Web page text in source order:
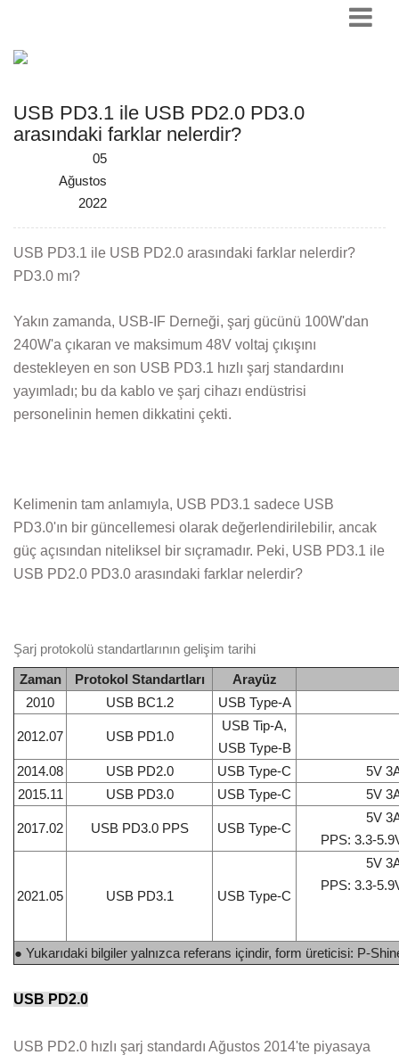
USB PD3.1 ile USB PD2.0 PD3.0
arasındaki farklar nelerdir?
05
Ağustos
2022
USB PD3.1 ile USB PD2.0 arasındaki farklar nelerdir?
PD3.0 mı?
Yakın zamanda, USB-IF Derneği, şarj gücünü 100W'dan
240W'a çıkaran ve maksimum 48V voltaj çıkışını
destekleyen en son USB PD3.1 hızlı şarj standardını
yayımladı; bu da kablo ve şarj cihazı endüstrisi
personelinin hemen dikkatini çekti.
Kelimenin tam anlamıyla, USB PD3.1 sadece USB
PD3.0'ın bir güncellemesi olarak değerlendirilebilir, ancak
güç açısından niteliksel bir sıçramadır. Peki, USB PD3.1 ile
USB PD2.0 PD3.0 arasındaki farklar nelerdir?
Şarj protokolü standartlarının gelişim tarihi
Zaman
Protokol Standartları
Arayüz
2010
USB BC1.2 USB Type-A
2012.07 USB PD1.0
USB Tip-A,
USB Type-B
2014.08
USB PD2.0 USB Type-C
5V
2015.11
USB PD3.0 USB Type-C 5V
2017.02 USB PD3.0 PPS USB Type-C
5V
PPS: 3.3-
2021.05 USB PD3.1 USB Type-C
5V
PPS: 3.3-
● Yukarıdaki bilgiler yalnızca referans içindir, form üreticisi: P-
USB PD2.0
USB PD2.0 hızlı şarj standardı Ağustos 2014'te piyasaya